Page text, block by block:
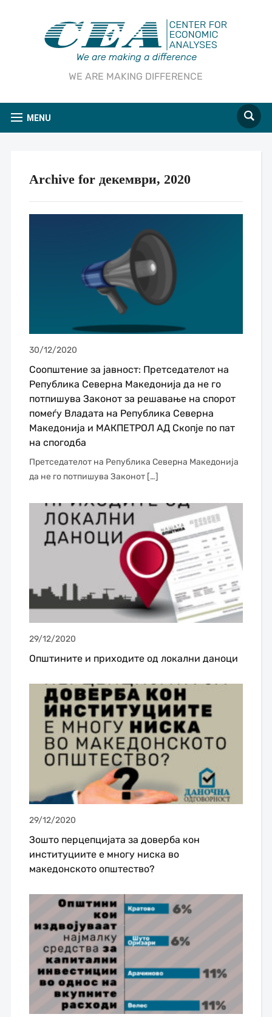
WE ARE MAKING DIFFERENCE
MENU
Archive for декември, 2020
30/12/2020
Соопштение за јавност: Претседателот на
Република Северна Македонија да не го
потпишува Законот за решавање на спорот
помеѓу Владата на Република Северна
Македонија и МАКПЕТРОЛ АД Скопје по пат
на спогодба
Претседателот на Република Северна Македонија
да не го потпишува Законот […]
29/12/2020
Општините и приходите од локални даноци
29/12/2020
Зошто перцепцијата за доверба кон
институциите е многу ниска во
македонското општество?